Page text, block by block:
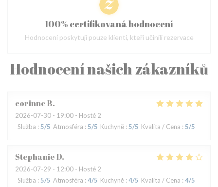
Hodnocení našich zákazníků
corinneB
2026-07-30 - 19:00 - Hosté 2
Služba : 5/5 Atmosféra : 5/5 Kuchyně : 5/5 Kvalita / Cena : 5/5
StephanieD
2026-07-29 - 12:00 - Hosté 2
Služba : 5/5 Atmosféra : 4/5 Kuchyně : 4/5 Kvalita / Cena : 4/5
100% certifikovaná hodnocení
Hodnocení poskytují pouze klienti, kteří učinili rezervace